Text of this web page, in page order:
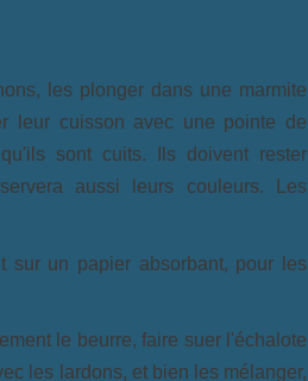
les plonger dans une marmite
leur cuisson avec une pointe de
sont cuits. Ils doivent rester
aussi leurs couleurs. Les
sur un papier absorbant, pour les
le beurre, faire suer l'échalote
les lardons, et bien les mélanger,